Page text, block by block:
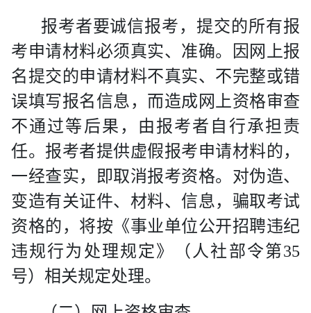
报考者要诚信报考，提交的所有报
考申请材料必须真实、准确。因网上报
名提交的申请材料不真实、不完整或错
误填写报名信息，而造成网上资格审查
不通过等后果，由报考者自行承担责
任。报考者提供虚假报考申请材料的，
一经查实，即取消报考资格。对伪造、
变造有关证件、材料、信息，骗取考试
资格的，将按《事业单位公开招聘违纪
违规行为处理规定》（人社部令第35
号）相关规定处理。